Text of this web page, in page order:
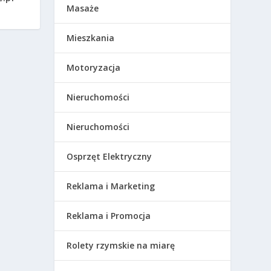
Masaże
Mieszkania
Motoryzacja
Nieruchomości
Nieruchomości
Osprzęt Elektryczny
Reklama i Marketing
Reklama i Promocja
Rolety rzymskie na miarę